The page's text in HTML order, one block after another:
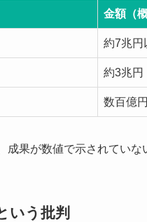
金額（概
約7兆円
約3兆円
数百億
成果が数値で示されていな
いう批判